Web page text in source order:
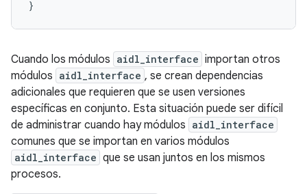
}
Cuando los módulos aidl_interface importan otros
módulos aidl_interface , se crean dependencias
adicionales que requieren que se usen versiones
específicas en conjunto. Esta situación puede ser difícil
de administrar cuando hay módulos aidl_interface
comunes que se importan en varios módulos
aidl_interface que se usan juntos en los mismos
procesos.